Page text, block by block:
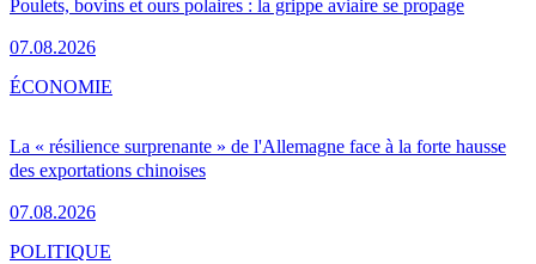
Poulets, bovins et ours polaires : la grippe aviaire se propage
07.08.2026
La « résilience surprenante » de l'Allemagne face à la forte hausse
des exportations chinoises
07.08.2026
ÉCONOMIE
POLITIQUE